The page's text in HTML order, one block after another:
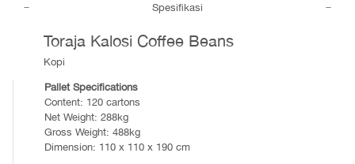
Spesifikasi
Toraja Kalosi Coffee Beans
Kopi
Pallet Specifications
Content: 120 cartons
Net Weight: 288kg
Gross Weight: 488kg
Dimension: 110 x 110 x 190 cm